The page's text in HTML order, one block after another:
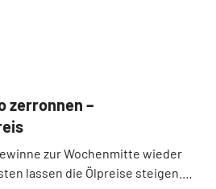
Mitglieder stimmten für eine
zerronnen –
zur Wochenmitte wieder
lassen die Ölpreise steigen.